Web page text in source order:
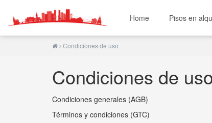
Home Pisos en
Condiciones de uso
Condiciones de
Condiciones generales (AGB)
Términos y condiciones (GTC)